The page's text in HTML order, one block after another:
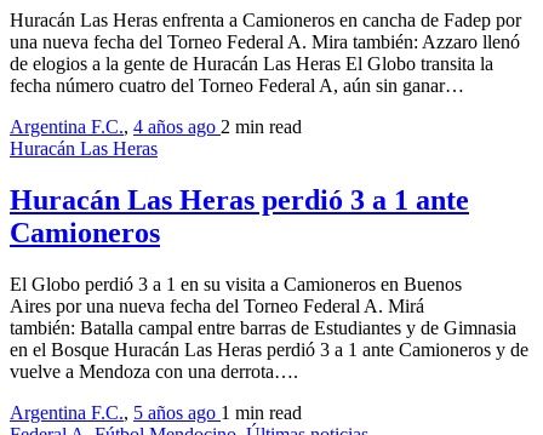
Huracán Las Heras enfrenta a Camioneros en cancha de Fadep por
una nueva fecha del Torneo Federal A. Mira también: Azzaro llenó
de elogios a la gente de Huracán Las Heras El Globo transita la
fecha número cuatro del Torneo Federal A, aún sin ganar…
Argentina F.C., 4 años ago 2 min read
Huracán Las Heras
Huracán Las Heras perdió 3 a 1 ante
Camioneros
El Globo perdió 3 a 1 en su visita a Camioneros en Buenos
Aires por una nueva fecha del Torneo Federal A. Mirá
también: Batalla campal entre barras de Estudiantes y de Gimnasia
en el Bosque Huracán Las Heras perdió 3 a 1 ante Camioneros y de
vuelve a Mendoza con una derrota….
Argentina F.C., 5 años ago 1 min read